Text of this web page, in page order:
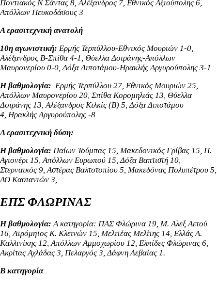
Ποντιακός Ν Σάντας 8, Αλέξανδρος 7, Εθνικός Αξιούπολης 6,
Απόλλων Πευκοδάσους 3
Α ερασιτεχνική ανατολή
10η αγωνιστική: Ερμής Τερπύλλου-Εθνικός Μουριών 1-0,
Αλέξανδρος Β-Σπίθα 4-1, Θύελλα Δοιράνης-Απόλλων
Μαυρονερίου 0-0, Δόξα Διποτάμου-Ηρακλής Αργυρούπολης 3-1
Η βαθμολογία: Ερμής Τερπύλλου 27, Εθνικός Μουριών 25,
Απόλλων Μαυρονερίου 20, Σπίθα Κορομηλιάς 13, Θύελλα
Δοιράνης 13,Αλέξανδρος Κιλκίς (Β) 5,Δόξα Διποτάμου
4, Ηρακλής Αργυρούπολης -8
Α ερασιτεχνική δύση:
Η βαθμολογία: Παίων Τούμπας 15, Μακεδονικός Γρίβας 15, Π.
Αγιονέρι 15, Απόλλων Ευρωπού 15, Δόξα Βαπτιστή 10,
Στερναικός 9, Αστέρας Βαλτοτοπίου 5, Μακεδόνας Πολυπέτρου 5,
ΑΟ Καστανιών 3,
ΕΠΣ ΦΛΩΡΙΝΑΣ
Η βαθμολογία:Α κατηγορία: ΠΑΣ Φλώρινα 19, Μ. Αλεξ Αετού
16, Ατρόμητος Κ. Κλεινών 15, Μελιτέας Μελίτης 14, Ελλάς Α.
Καλλινίκης 12, Απόλλων Αμμοχωρίου 12, Ελπίδες Φλώρινας 6,
Ακρίτας Αχλάδας 3, Πελαργός 3, Δάφνη Λεβαίας 1.
Β κατηγορία